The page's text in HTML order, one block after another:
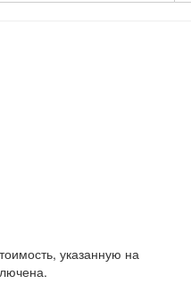
указанную на